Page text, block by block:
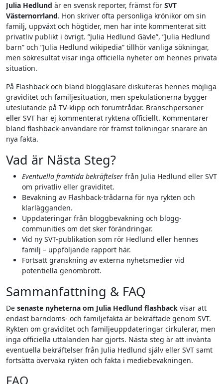
Julia Hedlund är en svensk reporter, främst för SVT
Västernorrland. Hon skriver ofta personliga krönikor om sin
familj, uppväxt och högtider, men har inte kommenterat sitt
privatliv publikt i övrigt. ”Julia Hedlund Gävle”, ”Julia Hedlund
barn” och ”Julia Hedlund wikipedia” tillhör vanliga sökningar,
men sökresultat visar inga officiella nyheter om hennes privata
situation.
På Flashback och bland bloggläsare diskuteras hennes möjliga
graviditet och familjesituation, men spekulationerna bygger
uteslutande på TV-klipp och forumtrådar. Branschpersoner
eller SVT har ej kommenterat ryktena officiellt. Kommentarer
bland flashback-användare rör främst tolkningar snarare än
nya fakta.
Vad är Nästa Steg?
Eventuella framtida bekräftelser från Julia Hedlund eller SVT
om privatliv eller graviditet.
Bevakning av Flashback-trådarna för nya rykten och
klarlägganden.
Uppdateringar från bloggbevakning och blogg-
communities om det sker förändringar.
Vid ny SVT-publikation som rör Hedlund eller hennes
familj – uppföljande rapport här.
Fortsatt granskning av externa nyhetsmedier vid
potentiella genombrott.
Sammanfattning & FAQ
De senaste nyheterna om Julia Hedlund flashback visar att
endast barndoms- och familjefakta är bekräftade genom SVT.
Rykten om graviditet och familjeuppdateringar cirkulerar, men
inga officiella uttalanden har gjorts. Nästa steg är att invänta
eventuella bekräftelser från Julia Hedlund själv eller SVT samt
fortsätta övervaka rykten och fakta i mediebevakningen.
FAQ